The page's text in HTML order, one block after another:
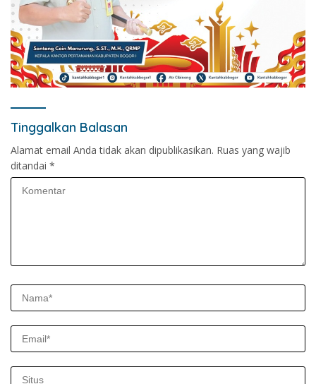
Tinggalkan Balasan
Alamat email Anda tidak akan dipublikasikan. Ruas yang wajib
ditandai *